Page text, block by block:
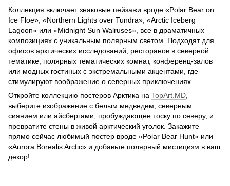
Коллекция включает знаковые пейзажи вроде «Polar Bear on
Ice Floe», «Northern Lights over Tundra», «Arctic Iceberg
Lagoon» или «Midnight Sun Walruses», все в драматичных
композициях с уникальным полярным светом. Подходят для
офисов арктических исследований, ресторанов в северной
тематике, полярных тематических комнат, конференц-залов
или модных гостиных с экстремальными акцентами, где
стимулируют воображение о северных приключениях.
Откройте коллекцию постеров Арктика на TopArt.MD
выберите изображение с белым медведем, северным
сиянием или айсбергами, пробуждающее тоску по северу, и
превратите стены в живой арктический уголок. Закажите
прямо сейчас любимый постер вроде «Polar Bear Hunt» или
«Aurora Borealis Arctic» и добавьте полярный мистицизм в ваш
декор!